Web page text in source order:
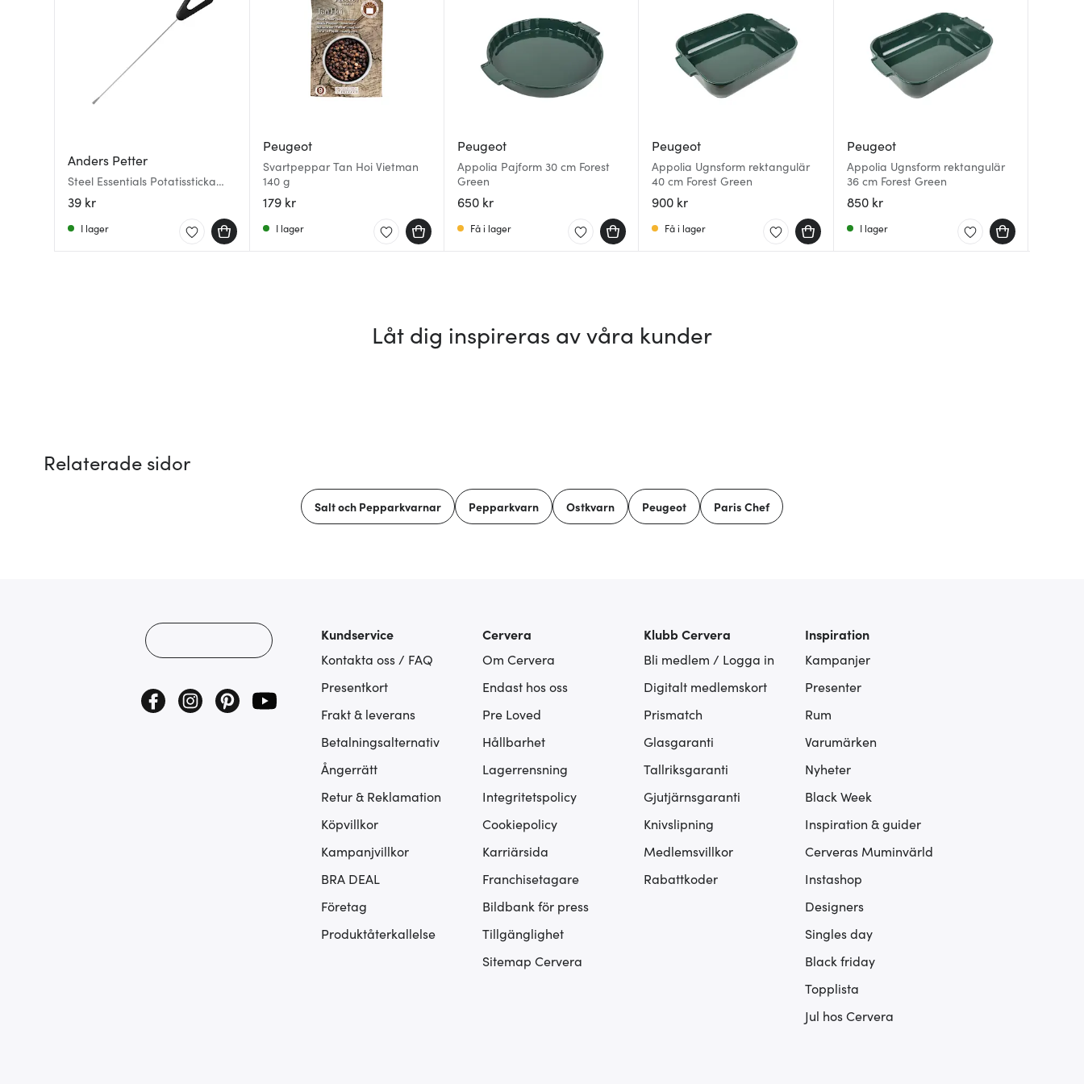
Anders Petter
Steel Essentials Potatissticka
15,5 cm stål/svart
39 kr
I lager
Peugeot
Svartpeppar Tan Hoi Vietman
140 g
179 kr
I lager
Peugeot
Appolia Pajform 30 cm Forest
Green
650 kr
Få i lager
Peugeot
Appolia Ugnsform rektangulär
40 cm Forest Green
900 kr
Få i lager
Peugeot
Appolia Ugnsform rektangulär
36 cm Forest Green
850 kr
I lager
Låt dig inspireras av våra kunder
Relaterade sidor
Salt och Pepparkvarnar Pepparkvarn Ostkvarn Peugeot Paris Chef
Kundservice
Kontakta oss / FAQ
Presentkort
Frakt & leverans
Betalningsalternativ
Ångerrätt
Retur & Reklamation
Köpvillkor
Kampanjvillkor
BRA DEAL
Företag
Produktåterkallelse
Cervera
Om Cervera
Endast hos oss
Pre Loved
Hållbarhet
Lagerrensning
Integritetspolicy
Cookiepolicy
Karriärsida
Franchisetagare
Bildbank för press
Tillgänglighet
Sitemap Cervera
Klubb Cervera
Bli medlem / Logga in
Digitalt medlemskort
Prismatch
Glasgaranti
Tallriksgaranti
Gjutjärnsgaranti
Knivslipning
Medlemsvillkor
Rabattkoder
Inspiration
Kampanjer
Presenter
Rum
Varumärken
Nyheter
Black Week
Inspiration & guider
Cerveras Muminvärld
Instashop
Designers
Singles day
Black friday
Topplista
Jul hos Cervera